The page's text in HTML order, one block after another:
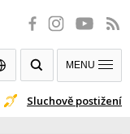
Sluchově postižení
MENU